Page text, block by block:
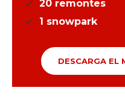
20 remontes
1 snowpark
DESCARGA EL